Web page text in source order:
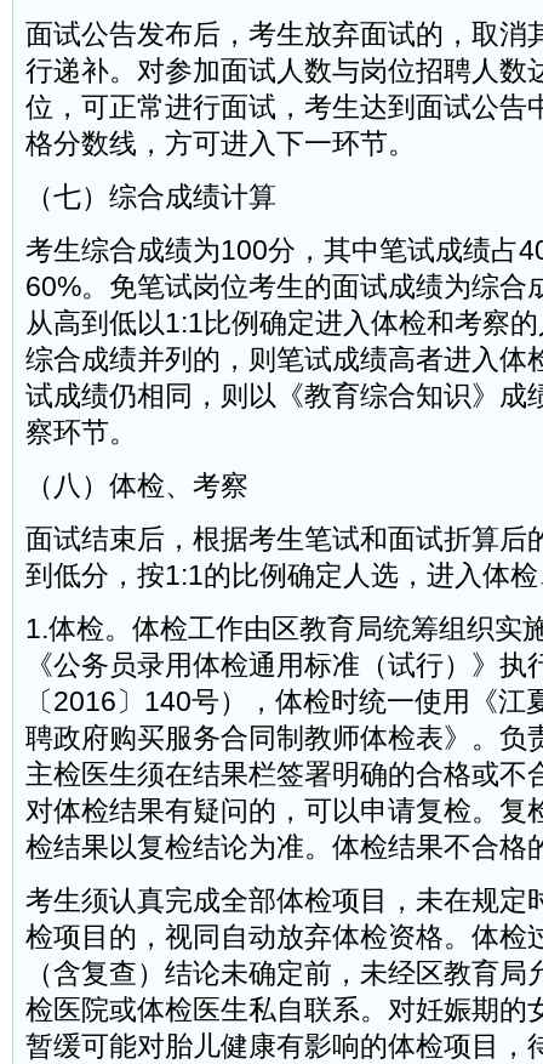
面试公告发布后，考生放弃面试的，取消
行递补。对参加面试人数与岗位招聘人数
位，可正常进行面试，考生达到面试公告
格分数线，方可进入下一环节。
（七）综合成绩计算
考生综合成绩为100分，其中笔试成绩占
60%。免笔试岗位考生的面试成绩为综合
从高到低以1:1比例确定进入体检和考察
综合成绩并列的，则笔试成绩高者进入体
试成绩仍相同，则以《教育综合知识》成
察环节。
（八）体检、考察
面试结束后，根据考生笔试和面试折算后
到低分，按1:1的比例确定人选，进入体
1.体检。体检工作由区教育局统筹组织实
《公务员录用体检通用标准（试行）》执
〔2016〕140号），体检时统一使用《江
聘政府购买服务合同制教师体检表》。负
主检医生须在结果栏签署明确的合格或不
对体检结果有疑问的，可以申请复检。复
检结果以复检结论为准。体检结果不合格
考生须认真完成全部体检项目，未在规定
检项目的，视同自动放弃体检资格。体检
（含复查）结论未确定前，未经区教育
检医院或体检医生私自联系。对妊娠期的
暂缓可能对胎儿健康有影响的体检项目，